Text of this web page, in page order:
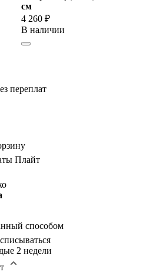
cм
4 260 ₽
В наличии
переплат
Плайт
способом
2 недели